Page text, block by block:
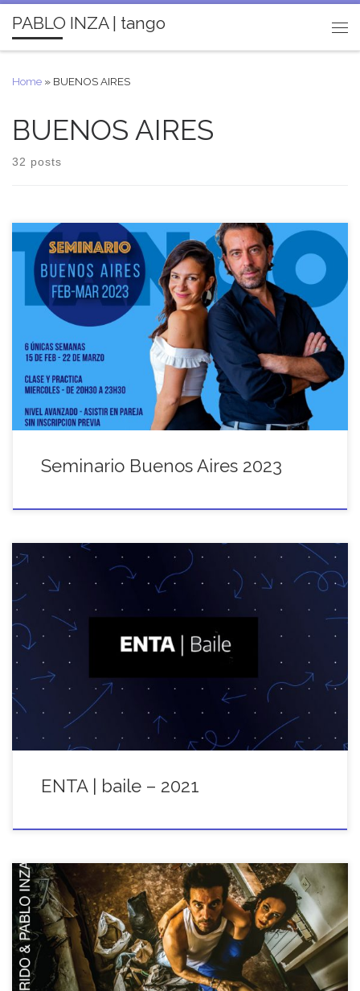
Skip to content
PABLO INZA | tango
Home » BUENOS AIRES
BUENOS AIRES
32 posts
Del 15 de Febrero al 22 de Marzo 2023 SEMINARIO DE TANGO
BUENOS AIRES PABLO INZA & SOFÍA SABORIDO 6 únicas
semanas Miércoles de 20h30 a 23h30 (clase + práctica) Nivel […]
Seminario Buenos Aires 2023
Programas de formación 2021 del Espacio Nacional de Tango
ENTA | baile – 2021
Seminario especial con PABLO INZA & SOFIA SABORIDO (con
parejas invitadas) Tema único: SOBRE EL ABRAZO Y EL
CAMINAR Los lunes de 20 a 22hs del 20 de Febrero al 13 de